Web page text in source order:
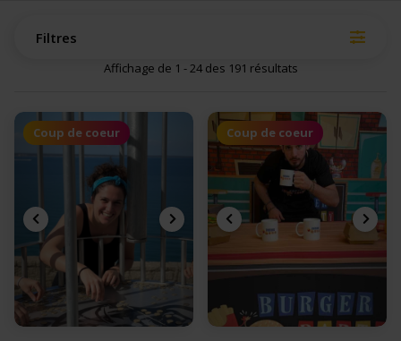
Filtres
Affichage de 1 - 24 des 191 résultats
Coup de coeur Coup de coeur